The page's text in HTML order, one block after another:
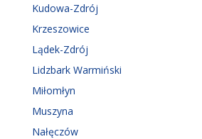
Kudowa-Zdrój
Krzeszowice
Lądek-Zdrój
Lidzbark Warmiński
Miłomłyn
Muszyna
Nałęczów